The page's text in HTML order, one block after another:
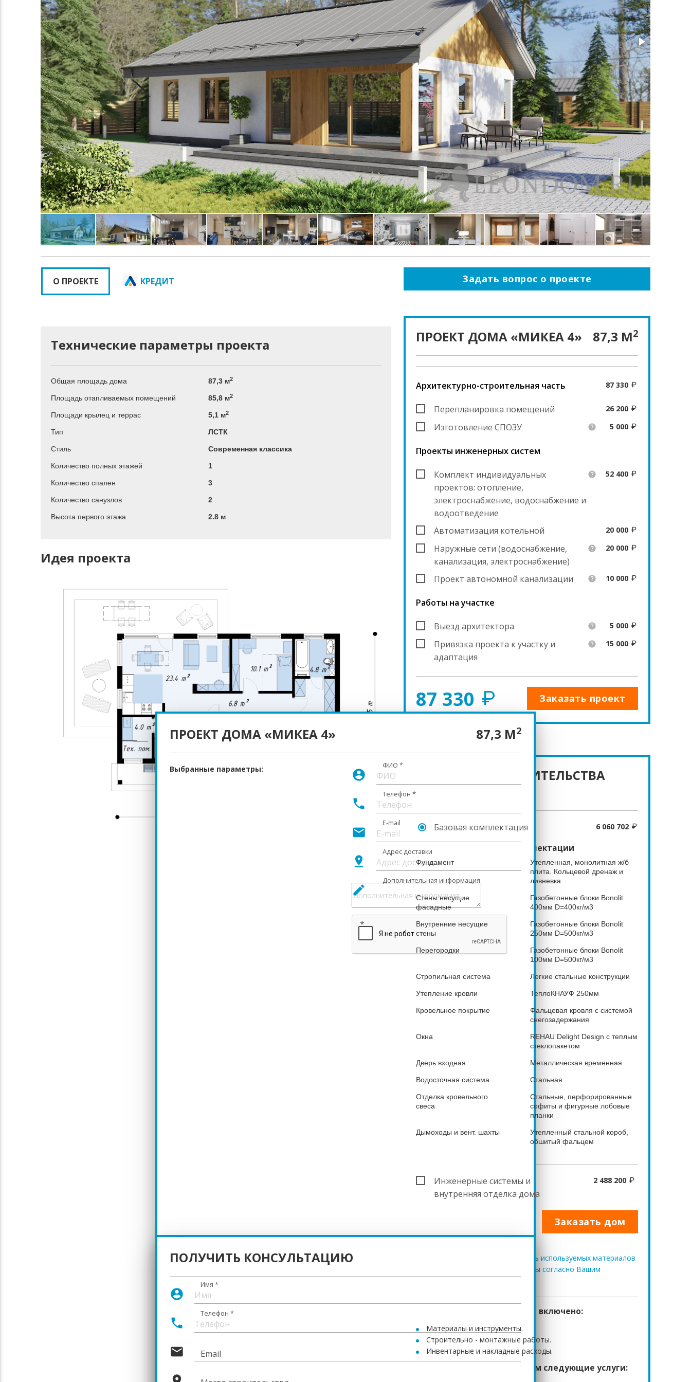
О ПРОЕКТЕ КРЕДИТ Задать вопрос о проекте
Технические параметры проекта
Общая площадь дома 87,3 м2
Площадь отапливаемых помещений 85,8 м2
Площади крылец и террас 5,1 м2
Тип ЛСТК
Стиль Современная классика
Количество полных этажей 1
Количество спален 3
Количество санузлов 2
Высота первого этажа 2.8 м
Идея проекта
87,3 М2
ПРОЕКТ ДОМА «МИКЕА 4»
Архитектурно-строительная часть 87 330
Перепланировка помещений 26 200
Изготовление СПОЗУ help 5 000
Проекты инженерных систем
Комплект индивидуальных
проектов: отопление,
электроснабжение, водоснабжение и
водоотведение
help 52 400
Автоматизация котельной 20 000
Наружные сети (водоснабжение,
канализация, электроснабжение)
help 20 000
Проект автономной канализации help 10 000
Работы на участке
Выезд архитектора help 5 000
Привязка проекта к участку и
адаптация
help 15 000
Заказать проект
87 330
87,3 М2
ПРОЕКТ ДОМА «МИКЕА 4»
Выбранные параметры: account_circle
ФИО *
phone
Телефон *
mail
E-mail
pin_drop
Адрес доставки
create
Дополнительная информация
*
СТОИМОСТЬ СТРОИТЕЛЬСТВА
ДОМА
Базовая комплектация 6 060 702
Описание выбранной комплектации
Фундамент
Утепленная, монолитная ж/б
плита. Кольцевой дренаж и
ливневка
Стены несущие
фасадные
Газобетонные блоки Bonolit
400мм D=400кг/м3
Внутренние несущие
стены
Газобетонные блоки Bonolit
250мм D=500кг/м3
Перегородки
Газобетонные блоки Bonolit
100мм D=500кг/м3
Стропильная система Легкие стальные конструкции
Утепление кровли ТеплоКНАУФ 250мм
Кровельное покрытие
Фальцевая кровля с системой
снегозадержания
Окна
REHAU Delight Design с теплым
стеклопакетом
Дверь входная Металлическая временная
Водосточная система Стальная
Отделка кровельного
свеса
Стальные, перфорированные
софиты и фигурные лобовые
планки
Дымоходы и вент. шахты
Утепленный стальной короб,
обшитый фальцем
2 488 200
Инженерные системы и
внутренняя отделка дома
Заказать дом
ПОЛУЧИТЬ КОНСУЛЬТАЦИЮ
account_circle
Имя *
phone
Телефон *
mail Email
* - Комплектация дома и перечень используемых материалов
могут быть изменены и дополнены согласно Вашим
В стоимость строительства включено:
Материалы и инструменты.
Cтроительно - монтажные работы.
Инвентарные и накладные расходы.
Дополнительно предлагаем следующие услуги: